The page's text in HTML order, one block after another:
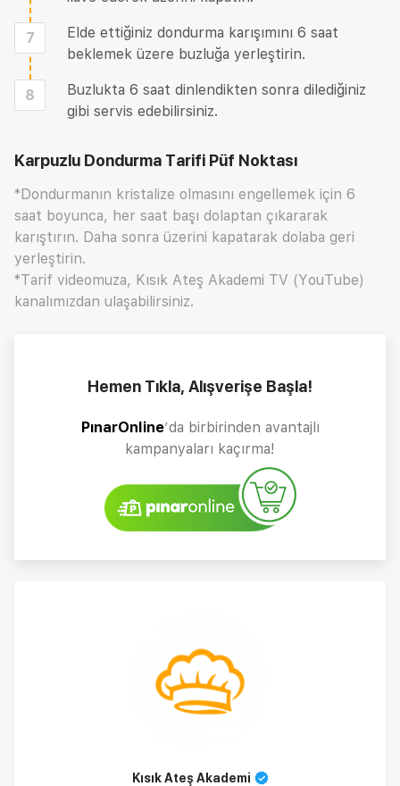
7
Elde ettiğiniz dondurma karışımını 6 saat
beklemek üzere buzluğa yerleştirin.
8
Buzlukta 6 saat dinlendikten sonra dilediğiniz
gibi servis edebilirsiniz.
Karpuzlu Dondurma Tarifi Püf Noktası
*Dondurmanın kristalize olmasını engellemek için 6
saat boyunca, her saat başı dolaptan çıkararak
karıştırın. Daha sonra üzerini kapatarak dolaba geri
yerleştirin.
*Tarif videomuza, Kısık Ateş Akademi TV (YouTube)
kanalımızdan ulaşabilirsiniz.
Hemen Tıkla, Alışverişe Başla!
PınarOnline’da birbirinden avantajlı
kampanyaları kaçırma!
Kısık Ateş Akademi